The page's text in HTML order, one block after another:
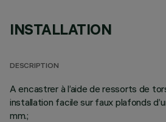
INSTALLATION
DESCRIPTION
A encastrer à l’aide de ressorts de
installation facile sur faux plafonds
mm.;